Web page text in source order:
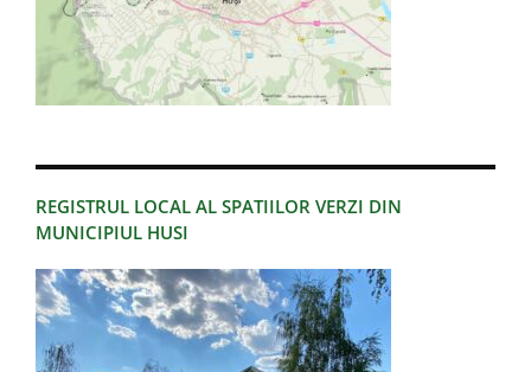
REGISTRUL LOCAL AL SPATIILOR VERZI DIN
MUNICIPIUL HUSI